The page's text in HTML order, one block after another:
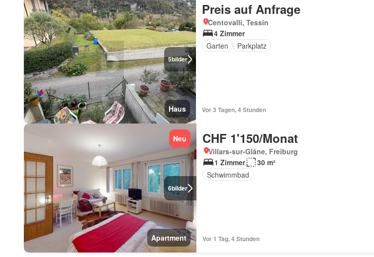
5bilder
Haus
Preis auf Anfrage
Centovalli, Tessin
4 Zimmer
Garten
Parkplatz
Vor 3 Tagen, 4 Stunden
6bilder
Neu
Apartment
CHF 1'150/Monat
Villars-sur-Glâne, Freiburg
1 Zimmer
30 m²
Schwimmbad
Vor 1 Tag, 4 Stunden